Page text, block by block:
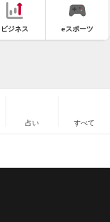
ビジネス eスポーツ
占い すべて